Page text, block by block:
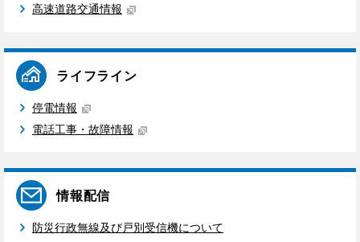
高速道路交通情報
ライフライン
停電情報
電話工事・故障情報
情報配信
防災行政無線及び戸別受信機について